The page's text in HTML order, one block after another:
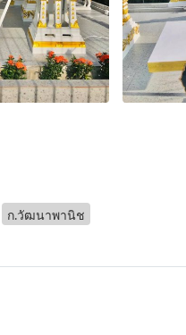
ก.วัฒนาพานิช